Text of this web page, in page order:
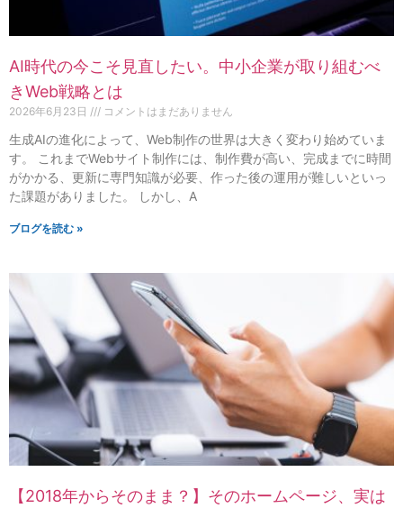
AI時代の今こそ見直したい。中小企業が取り組むべ
きWeb戦略とは
2026年6月23日 コメントはまだありません
生成AIの進化によって、Web制作の世界は大きく変わり始めていま
す。 これまでWebサイト制作には、制作費が高い、完成までに時間
がかかる、更新に専門知識が必要、作った後の運用が難しいといっ
た課題がありました。 しかし、A
ブログを読む »
【2018年からそのまま？】そのホームページ、実は